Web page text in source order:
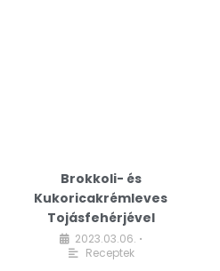
Brokkoli- és
Kukoricakrémleves
Tojásfehérjével
2023.03.06. •
Receptek